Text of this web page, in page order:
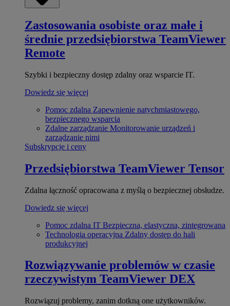
Zastosowania osobiste oraz małe i
średnie przedsiębiorstwa TeamViewer
Remote
Szybki i bezpieczny dostęp zdalny oraz wsparcie IT.
Dowiedz się więcej
Pomoc zdalna Zapewnienie natychmiastowego,
bezpiecznego wsparcia
Zdalne zarządzanie Monitorowanie urządzeń i
zarządzanie nimi
Subskrypcje i ceny
Przedsiębiorstwa TeamViewer Tensor
Zdalna łączność opracowana z myślą o bezpiecznej obsłudze.
Dowiedz się więcej
Pomoc zdalna IT Bezpieczna, elastyczna, zintegrowana
Technologia operacyjna Zdalny dostęp do hali
produkcyjnej
Rozwiązywanie problemów w czasie
rzeczywistym TeamViewer DEX
Rozwiązuj problemy, zanim dotkną one użytkowników.